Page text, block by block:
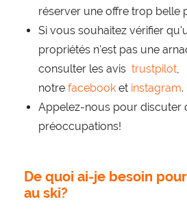
réserver une offre trop belle
Si vous souhaitez vérifier
propriétés n'est pas une
consulter les avis trustpilot,
notre facebook et instagram.
Appelez-nous pour discuter
préoccupations!
De quoi ai-je besoin
au ski?